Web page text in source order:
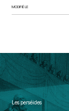
MODIFIÉ LE
Les perséides